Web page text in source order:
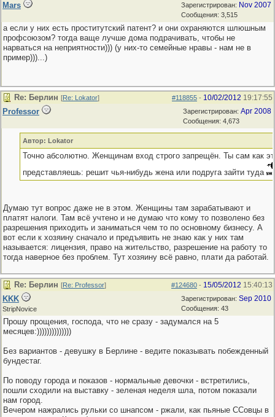
Зарегистрирован: Nov 2007
Сообщения: 3,515
Mars
а если у них есть проститутский патент? и они охраняются шлюшным
профсоюзом? тогда ваще лучше дома подрачивать, чтобы не
нарваться на неприятности))) (у них-то семейные нравы - нам не в
пример)))...)
#118855 - 10/02/2012 19:17:55
Re: Берлин [Re: Lokator]
Зарегистрирован: Apr 2008
Сообщения: 4,673
Professor
Автор: Lokator
Точно абсолютно. Женщинам вход строго запрещён. Ты сам как
представляешь: решит чья-нибудь жена или подруга зайти туда
Думаю тут вопрос даже не в этом. Женщины там зарабатывают и
платят налоги. Там всё учтено и не думаю что кому то позволено без
разрешения приходить и заниматься чем то по основному бизнесу. А
вот если к хозяину сначало и предъявить не знаю как у них там
называется: лицензия, право на жительство, разрешение на работу то
тогда наверное без проблем. Тут хозяину всё равно, плати да работай.
#124680 - 15/05/2012 15:40:13
Re: Берлин [Re: Professor]
Зарегистрирован: Sep 2010
Сообщения: 43
KKK
StripNovice
Прошу прощения, господа, что не сразу - задумался на 5
месяцев:))))))))))))))
Без вариантов - девушку в Берлине - ведите показывать побежденный
бундестаг.
По поводу города и показов - нормальные девочки - встретились,
пошли сходили на выставку - зеленая неделя шла, потом показали
нам город.
Вечером нажрались рульки со шнапсом - ржали, как пьяные ССовцы в